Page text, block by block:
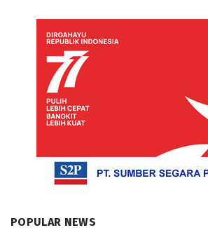
POPULAR NEWS